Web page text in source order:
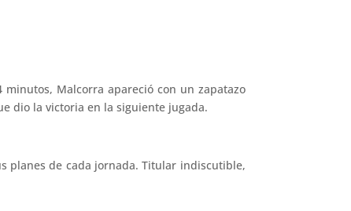
Malcorra apareció con un zapatazo
dio la victoria en la siguiente jugada.
planes de cada jornada. Titular indiscutible,